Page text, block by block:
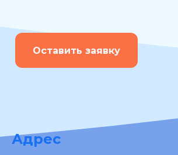
Оставить заявку
Адрес